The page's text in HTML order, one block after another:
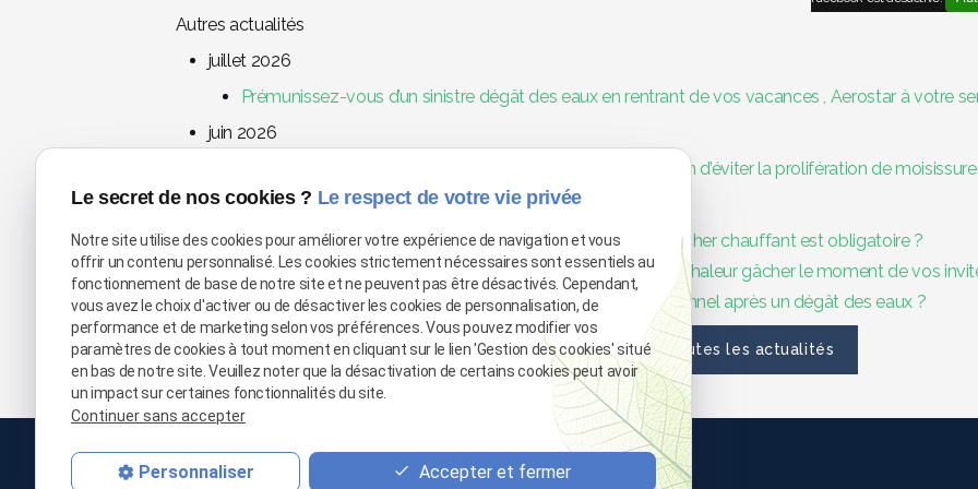
Autres actualités
juillet 2026
Prémunissez-vous d’un sinistre dégât des eaux en rentrant de vos vacances , Aerostar à votre
juin 2026
Assèchement d’un flocage anti-incendie : une nécessité afin d’éviter la prolifération de
avril 2026
Pour quelles raisons la première mise en chauffe d'un plancher chauffant est obligatoire ?
La canicule menace votre événement ? Ne laissez pas la chaleur gâcher le moment de vos
Pourquoi choisir la location de déshumidificateur professionnel après un dégât des eaux ?
Voir toutes les actualités
03 66 88 25 06
Le secret de nos cookies ? Le respect de votre vie privée
Notre site utilise des cookies pour améliorer votre expérience de navigation et vous
offrir un contenu personnalisé. Les cookies strictement nécessaires sont essentiels au
fonctionnement de base de notre site et ne peuvent pas être désactivés. Cependant,
vous avez le choix d'activer ou de désactiver les cookies de personnalisation, de
performance et de marketing selon vos préférences. Vous pouvez modifier vos
paramètres de cookies à tout moment en cliquant sur le lien 'Gestion des cookies' situé
en bas de notre site. Veuillez noter que la désactivation de certains cookies peut avoir
un impact sur certaines fonctionnalités du site.
Continuer sans accepter
Personnaliser Accepter et fermer